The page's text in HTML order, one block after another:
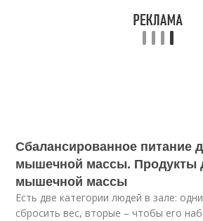
Сбалансированное питание
мышечной массы. Продукты
мышечной массы
Есть две категории людей в зале:
сбросить вес, вторые – чтобы его